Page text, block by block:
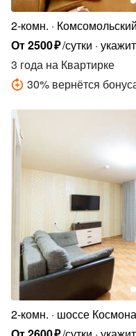
2-комн.
От2500₽/сутки
3 года на Квартирке
30% вернётся
2-комн.
шоссе